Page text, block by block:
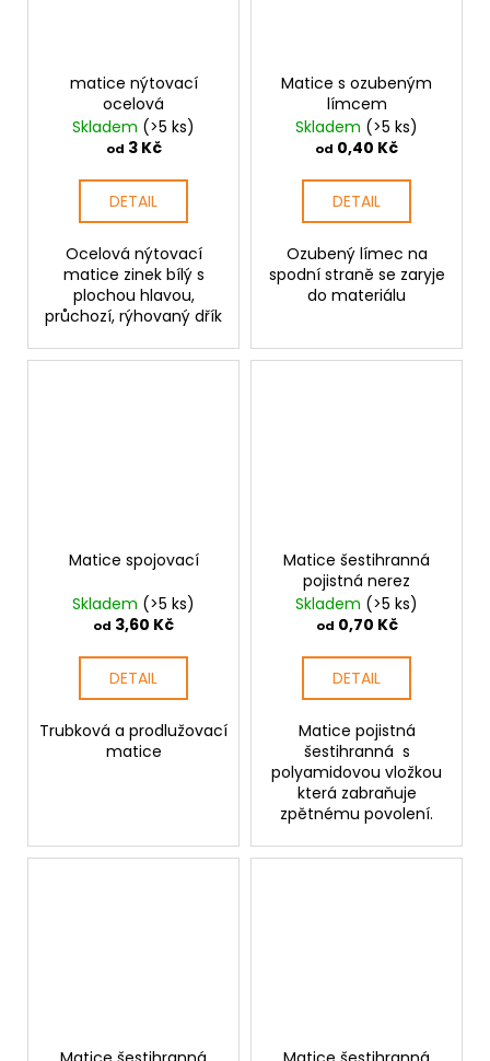
matice nýtovací
ocelová
Skladem (>5 ks)
od 3 Kč
DETAIL
Ocelová nýtovací
matice zinek bílý s
plochou hlavou,
průchozí, rýhovaný dřík
Matice s ozubeným
límcem
Skladem (>5 ks)
od 0,40 Kč
DETAIL
Ozubený límec na
spodní straně se zaryje
do materiálu
Matice spojovací
Skladem (>5 ks)
od 3,60 Kč
DETAIL
Trubková a prodlužovací
matice
Matice šestihranná
pojistná nerez
Skladem (>5 ks)
od 0,70 Kč
DETAIL
Matice pojistná
šestihranná s
polyamidovou vložkou
která zabraňuje
zpětnému povolení.